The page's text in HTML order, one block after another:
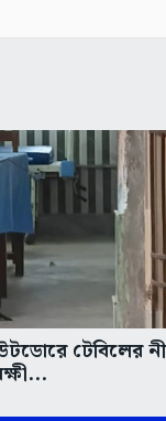
টেবিলের